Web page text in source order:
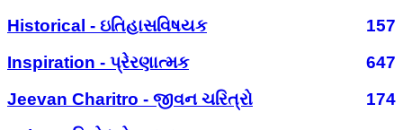
Historical - ઇતિહાસવિષયક
157
Inspiration - પ્રેરણાત્મક
647
Jeevan Charitro - જીવન ચરિત્રો
174